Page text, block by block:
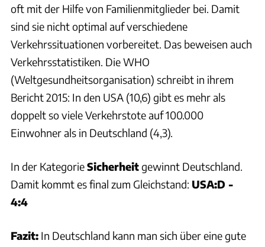
oft mit der Hilfe von Familienmitglieder bei. Damit
sind sie nicht optimal auf verschiedene
Verkehrssituationen vorbereitet. Das beweisen auch
Verkehrsstatistiken. Die WHO
(Weltgesundheitsorganisation) schreibt in ihrem
Bericht 2015: In den USA (10,6) gibt es mehr als
doppelt so viele Verkehrstote auf 100.000
Einwohner als in Deutschland (4,3).
In der KategorieSicherheitgewinnt Deutschland.
Damit kommt es final zum Gleichstand: USA:D -
4:4
Fazit: In Deutschland kann man sich über eine gute